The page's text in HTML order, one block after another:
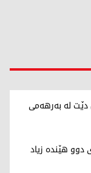
دێت لە بەرهەمی
دوو هێندە زیاد